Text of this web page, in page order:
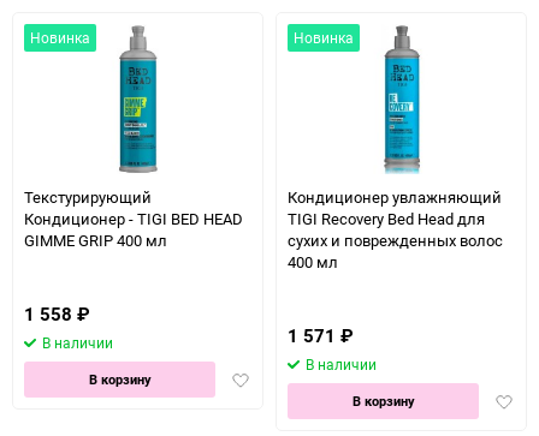
Новинка
Текстурирующий
Кондиционер - TIGI BED HEAD
GIMME GRIP 400 мл
1 558 ₽
В наличии
Добавить
избранное
В корзину
Новинка
Кондиционер увлажняющий
TIGI Recovery Bed Head для
сухих и поврежденных волос
400 мл
1 571 ₽
В наличии
В корзину